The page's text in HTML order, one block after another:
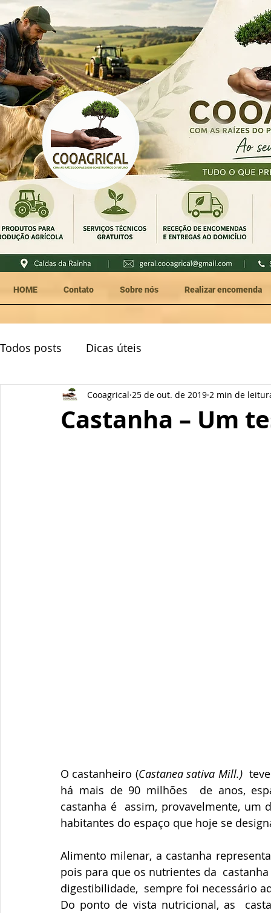
HOME Contato Sobre nós Realizar encomenda
Todos posts Dicas úteis
Castanha – Um
Cooagrical 25 de out. de 2019 2 min de
O castanheiro (Castanea sativa Mill.)
há mais de 90 milhões  de anos,
castanha é  assim, provavelmente,
habitantes do espaço que hoje se
Alimento milenar, a castanha
pois para que os nutrientes da
digestibilidade,  sempre foi necessário
Do ponto de vista nutricional, as